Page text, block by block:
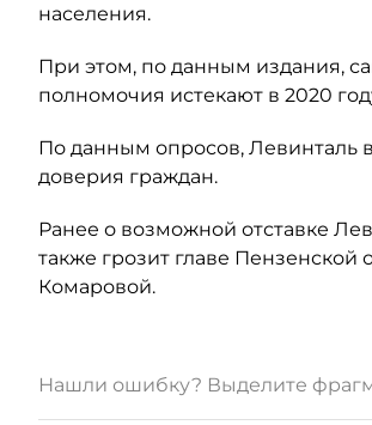
населения.
При этом, по данным издания,
полномочия истекают в 2020
По данным опросов, Левинталь
доверия граждан.
Ранее о возможной отставке
также грозит главе
Комаровой.
Нашли ошибку? Выделите